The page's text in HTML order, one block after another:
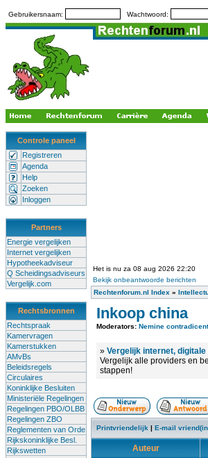
Gebruikersnaam: Wachtwoord:
Controle paneel
Registreren
Agenda
Help
Zoeken
Inloggen
Partners
Energie vergelijken
Internet vergelijken
Hypotheekadviseur
Q Scheidingsadviseurs
Vergelijk.com
Rechtsbronnen
Rechtspraak
Kamervragen
Kamerstukken
AMvBs
Beleidsregels
Circulaires
Koninklijke Besluiten
Ministeriële Regelingen
Regelingen PBO/OLBB
Regelingen ZBO
Reglementen van Orde
Rijkskoninklijke Besl.
Rijkswetten
Het is nu za 08 aug 2026 22:20
Bekijk onbeantwoorde berichten
Rechtenforum.nl Index »
Inkoop china
Moderators: Nemine
» Vergelijk internet, digitale
Vergelijk alle providers en
stappen!
Printvriendelijk | E-mail
Auteur